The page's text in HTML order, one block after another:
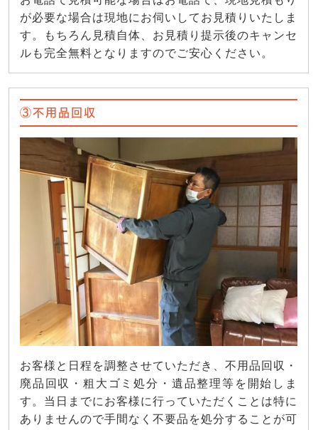
が必要な場合は現地にお伺いしてお見積りいたしま
す。もちろん見積自体、お見積り提示後のキャンセ
ルも完全無料となりますのでご安心ください。
③不用品回収
お客様と日程を調整させていただき、不用品回収・
廃品回収・粗大ゴミ処分・遺品整理等を開始しま
す。当日までにお客様に行っていただくことは特に
ありませんので手間なく不要品を処分することが可